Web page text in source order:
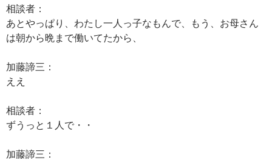
相談者：
あとやっぱり、わたし一人っ子なもんで、もう、お母さん
は朝から晩まで働いてたから、
加藤諦三：
ええ
相談者：
ずうっと１人で・・
加藤諦三：